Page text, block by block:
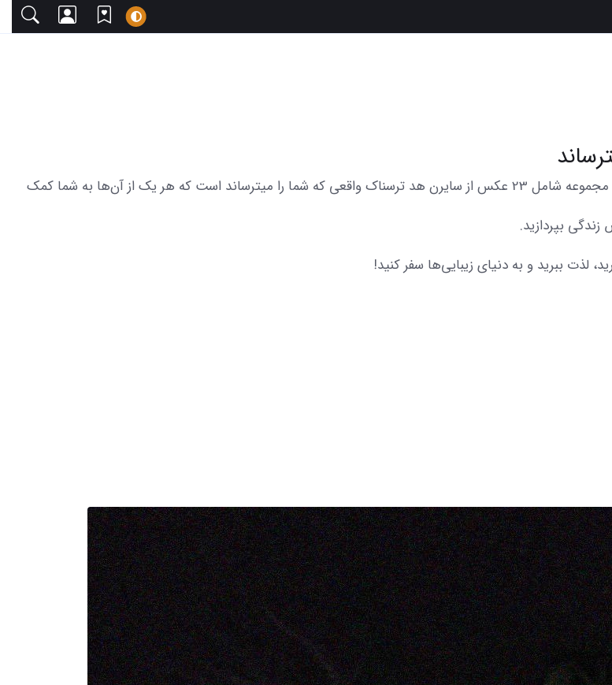
در اینجا شما را به تماشای مجموعه‌ای از عکس‌های متنوع و زیبا دعوت می‌کنیم. این مجموعه شامل 23 عکس از سایرن هد ترسناک واقعی که شما را میترساند است که هر یک از آن‌ها به شما کمک
بپردازید.
لذت ببرید و به دنیای زیبایی‌ها سفر کنید!